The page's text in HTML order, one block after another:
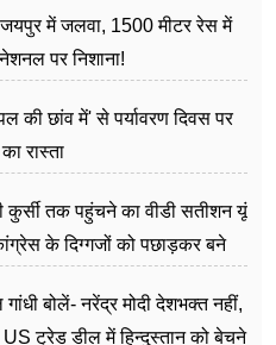
में जलवा, 1500 मीटर रेस में
पर निशाना!
की छांव में' से पर्यावरण दिवस पर
रास्ता
तक पहुंचने का वीडी सतीशन यूं
के दिग्गजों को पछाड़कर बने
बोलें- नरेंद्र मोदी देशभक्त नहीं,
US ट्रेड डील में हिन्दुस्तान को बेचने